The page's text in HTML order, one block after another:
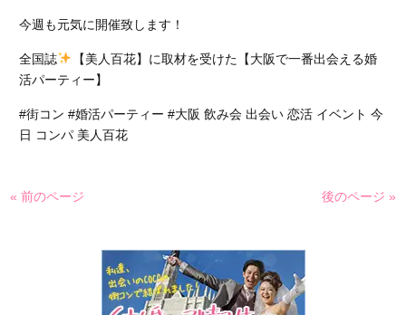
今週も元気に開催致します！
全国誌
【美人百花】に取材を受けた【大阪で一番出会える婚
活パーティー】
#街コン #婚活パーティー #大阪 飲み会 出会い 恋活 イベント 今
日 コンパ 美人百花
« 前のページ 後のページ »